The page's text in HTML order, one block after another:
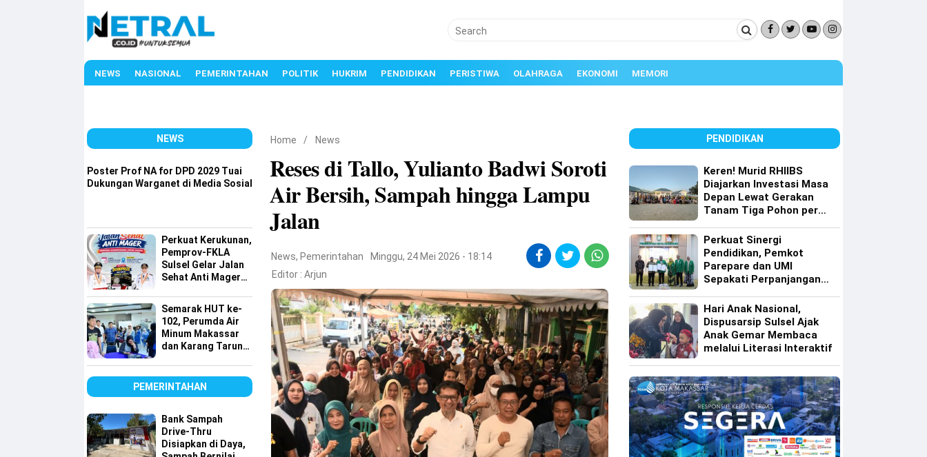
NEWS NASIONAL PEMERINTAHAN POLITIK HUKRIM PENDIDIKAN PERISTIWA OLAHRAGA EKONOMI MEMORI
NEWS
Poster Prof NA for DPD 2029 Tuai
Dukungan Warganet di Media Sosial
Perkuat Kerukunan,
Pemprov-FKLA
Sulsel Gelar Jalan
Sehat Anti Mager
Lintas Agama
Semarak HUT ke-
102, Perumda Air
Minum Makassar
dan Karang Taruna
PEMERINTAHAN
Bank Sampah
Drive-Thru
Disiapkan di Daya,
Home / News
Reses di Tallo, Yulianto Badwi Soroti
Air Bersih, Sampah hingga Lampu
Jalan
News, Pemerintahan
Minggu, 24 Mei 2026 - 18:14
Editor :Arjun
PENDIDIKAN
Keren! Murid RHIIBS
Diajarkan Investasi Masa
Depan Lewat Gerakan
Tanam Tiga Pohon per
Perkuat Sinergi
Pendidikan, Pemkot
Parepare dan UMI
Sepakati Perpanjangan
Perguruan Tinggi
Hari Anak Nasional,
Dispusarsip Sulsel Ajak
Anak Gemar Membaca
melalui Literasi Interaktif